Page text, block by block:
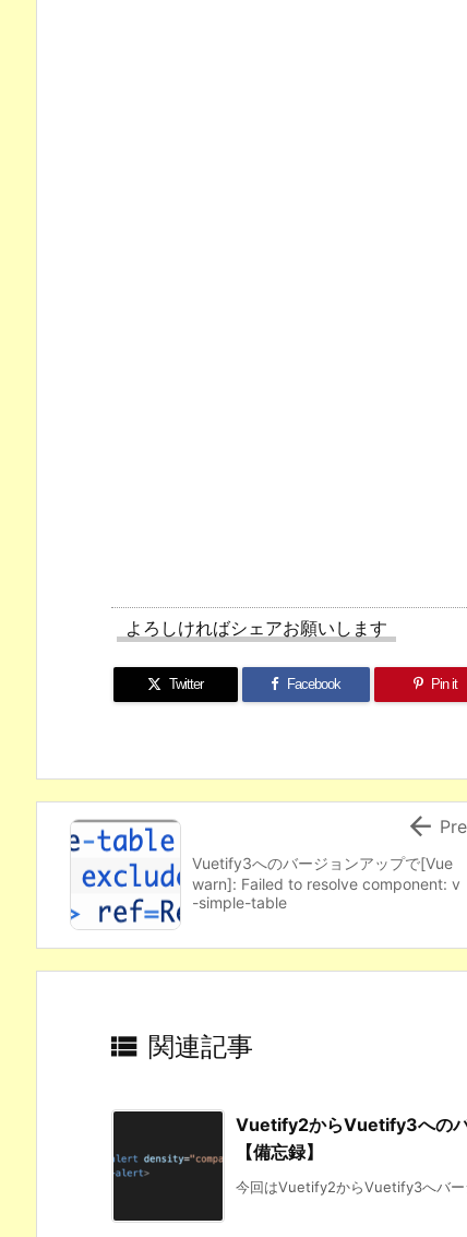
よろしければシェアお願いします
Twitter Facebook Pin it
Vuetify3へのバージョンアップで[Vue
warn]: Failed to resolve component: v
-simple-table

 関連記事
Vuetify2からVuetify3への
【備忘録】
今回はVuetify2からVuetify3へバ